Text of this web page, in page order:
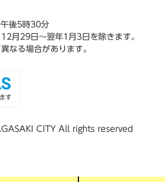
後5時30分
月29日～翌年1月3日を除きます。
なる場合があります。
CITY All rights reserved